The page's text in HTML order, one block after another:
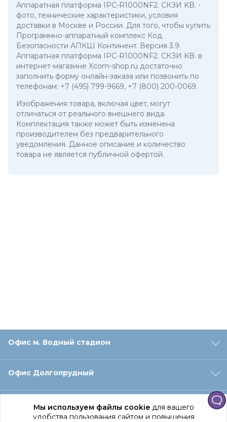
Мы используем файлы cookieдля вашего
удобства пользования сайтом и повышения
Аппаратная платформа IPC-R1000NF2. СКЗИ KB. -
фото, технические характеристики, условия
доставки в Москве и России. Для того, чтобы купить
Программно-аппаратный комплекс Код
Безопасности АПКШ Континент. Версия 3.9.
Аппаратная платформа IPC-R1000NF2. СКЗИ KB. в
интернет-магазине Xcom-shop.ru достаточно
заполнить форму онлайн-заказа или позвонить по
телефонам: +7 (495) 799-9669, +7 (800) 200-0069.
Изображения товара, включая цвет, могут
отличаться от реального внешнего вида.
Комплектация также может быть изменена
производителем без предварительного
уведомления. Данное описание и количество
товара не является публичной офертой.
Офис м. Водный стадион
Офис Долгопрудный
Офис Санкт‑Петербург